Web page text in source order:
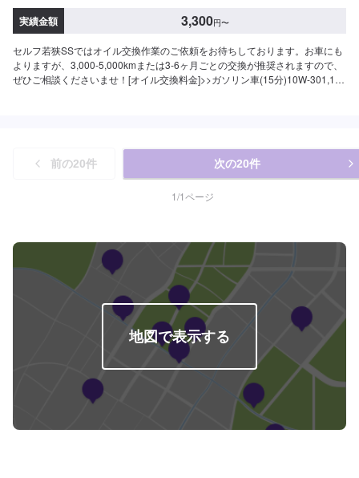
実績金額 3,300円〜
セルフ若狭SSではオイル交換作業のご依頼をお待ちしております。お車にも
よりますが、3,000-5,000kmまたは3-6ヶ月ごとの交換が推奨されますので、
ぜひご相談くださいませ！[オイル交換料金]>>ガソリン車(15分)10W-301,100
前の20件 次の20件
1/1ページ
地図で表示する